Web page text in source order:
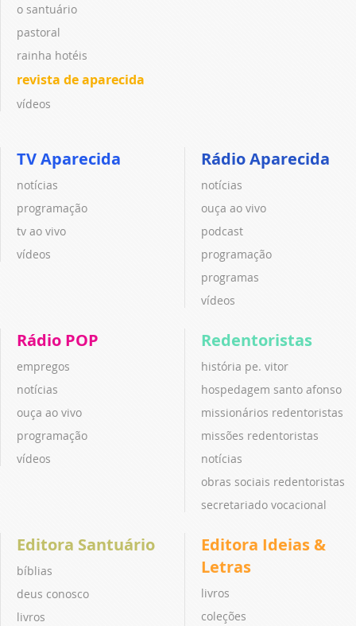
o santuário
pastoral
rainha hotéis
revista de aparecida
vídeos
TV Aparecida
notícias
programação
tv ao vivo
vídeos
Rádio Aparecida
notícias
ouça ao vivo
podcast
programação
programas
vídeos
Rádio POP
empregos
notícias
ouça ao vivo
programação
vídeos
Redentoristas
história pe. vitor
hospedagem santo afonso
missionários redentoristas
missões redentoristas
notícias
obras sociais redentoristas
secretariado vocacional
Editora Santuário
bíblias
deus conosco
livros
Editora Ideias &
Letras
livros
coleções